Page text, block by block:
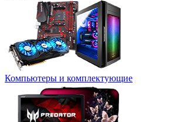
Компьютеры и комплектующие